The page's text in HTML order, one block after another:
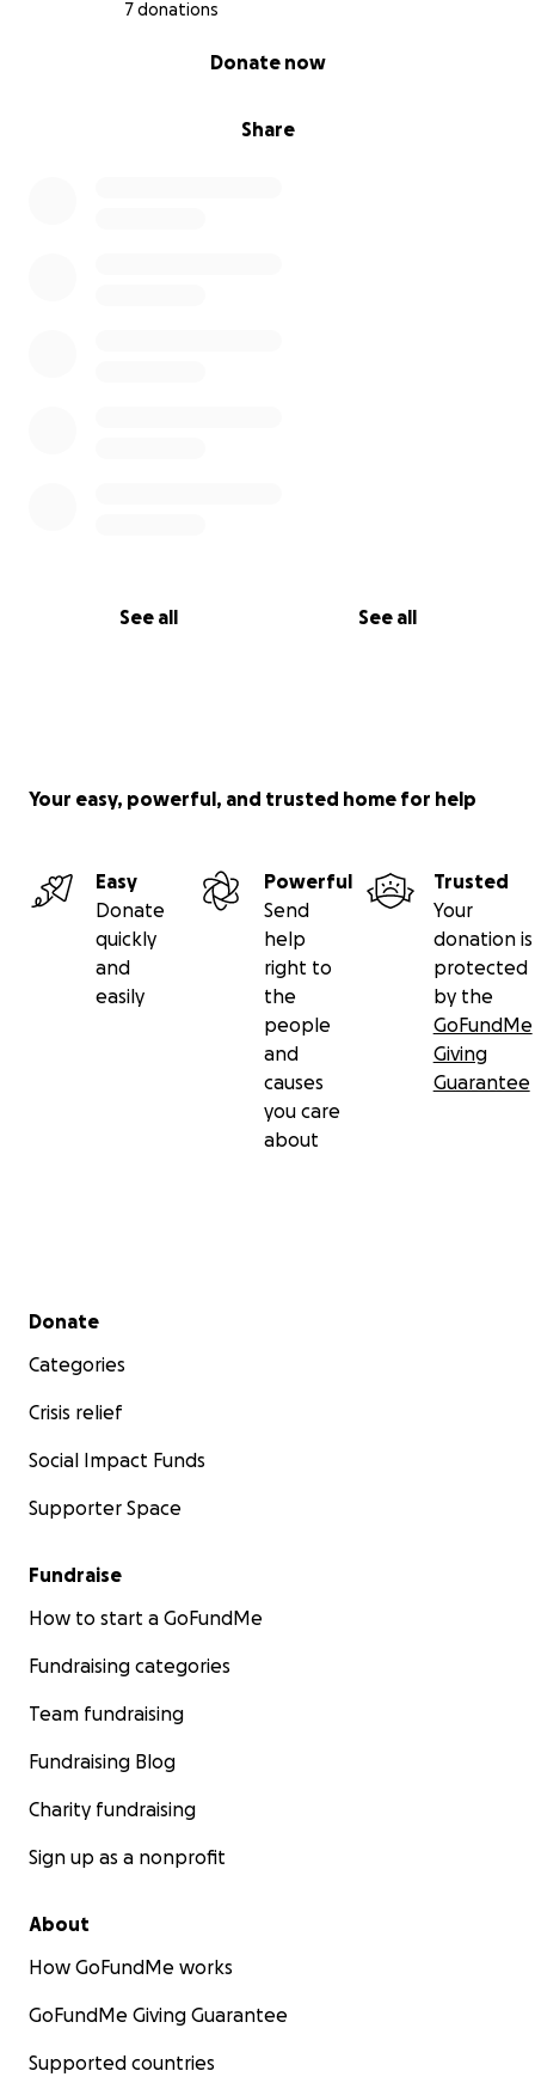
7 donations
Share
Donate now
See all See all
Your easy, powerful, and trusted home for help
Easy
Donate
quickly
and
easily
Powerful
Send
help
right to
the
people
and
causes
you care
about
Trusted
Your
donation is
protected
by the
GoFundMe
Giving
Guarantee
Secondary menu
Donate
Categories
Crisis relief
Social Impact Funds
Supporter Space
Fundraise
How to start a GoFundMe
Fundraising categories
Team fundraising
Fundraising Blog
Charity fundraising
Sign up as a nonprofit
About
How GoFundMe works
GoFundMe Giving Guarantee
Supported countries